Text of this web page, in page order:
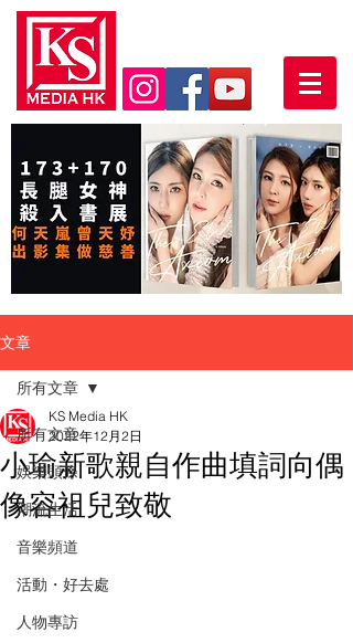
文章
所有文章
娛樂頭條
潮流生活
音樂頻道
活動・好去處
人物專訪
所有文章
小瑜新歌親自作曲填詞向偶
像容祖兒致敬
KS Media HK
2022年12月2日